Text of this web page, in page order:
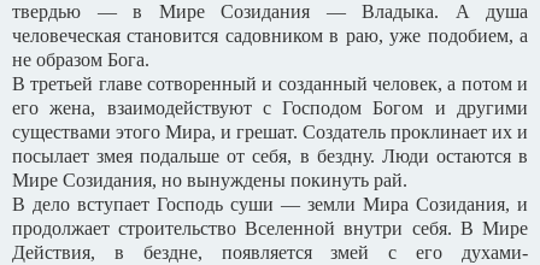
твердью — в Мире Созидания — Владыка. А душа
человеческая становится садовником в раю, уже подобием, а
не образом Бога.
В третьей главе сотворенный и созданный человек, а потом и
его жена, взаимодействуют с Господом Богом и другими
существами этого Мира, и грешат. Создатель проклинает их и
посылает змея подальше от себя, в бездну. Люди остаются в
Мире Созидания, но вынуждены покинуть рай.
В дело вступает Господь суши — земли Мира Созидания, и
продолжает строительство Вселенной внутри себя. В Мире
Действия, в бездне, появляется змей с его духами-